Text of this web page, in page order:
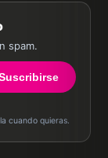
spam.
cuando quieras.